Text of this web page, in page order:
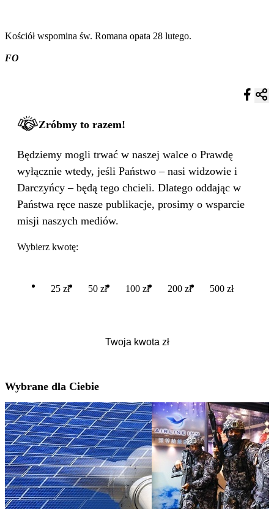
Kościół wspomina św. Romana opata 28 lutego.
FO
Zróbmy to razem!
Będziemy mogli trwać w naszej walce o Prawdę
wyłącznie wtedy, jeśli Państwo – nasi widzowie i
Darczyńcy – będą tego chcieli. Dlatego oddając w
Państwa ręce nasze publikacje, prosimy o wsparcie
misji naszych mediów.
Wybierz kwotę:
25 zł 50 zł 100 zł 200 zł 500 zł
Wybrane dla Ciebie